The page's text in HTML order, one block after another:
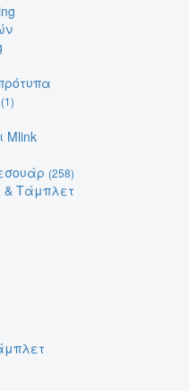
(1)
Mlink
(258)
& Τάμπλετ